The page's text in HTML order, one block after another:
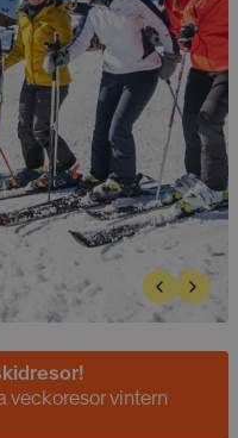
veckoresor vintern